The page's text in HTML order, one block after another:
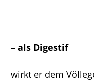
– als Digestif
wirkt er dem